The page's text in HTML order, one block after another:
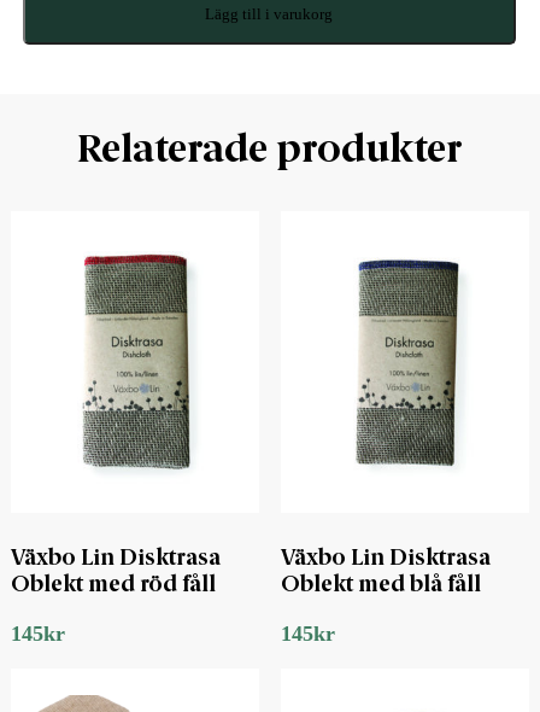
Lägg till i varukorg
Relaterade produkter
Växbo Lin Disktrasa
Oblekt med röd fåll
145kr
Växbo Lin Disktrasa
Oblekt med blå fåll
145kr